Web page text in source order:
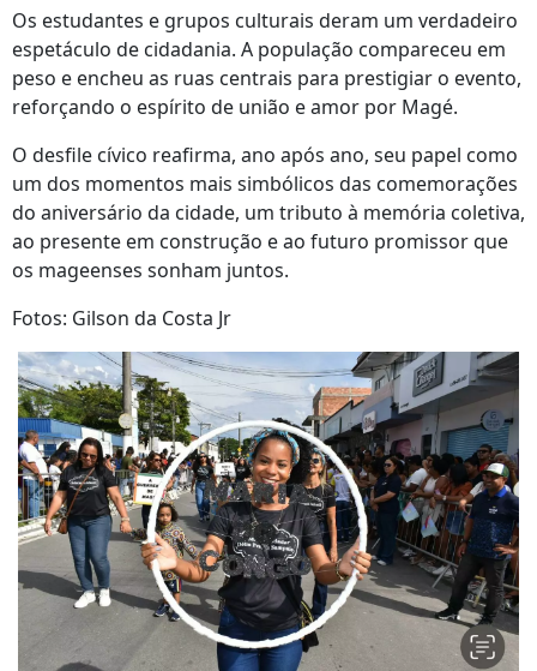
Os estudantes e grupos culturais deram um verdadeiro
espetáculo de cidadania. A população compareceu em
peso e encheu as ruas centrais para prestigiar o evento,
reforçando o espírito de união e amor por Magé.
O desfile cívico reafirma, ano após ano, seu papel como
um dos momentos mais simbólicos das comemorações
do aniversário da cidade, um tributo à memória coletiva,
ao presente em construção e ao futuro promissor que
os mageenses sonham juntos.
Fotos: Gilson da Costa Jr